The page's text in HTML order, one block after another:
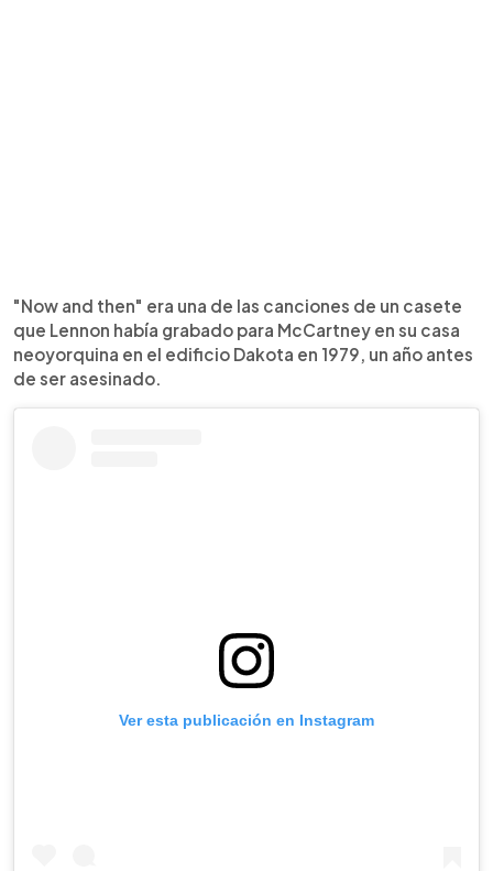
"Now and then" era una de las canciones de un casete
que Lennon había grabado para McCartney en su casa
neoyorquina en el edificio Dakota en 1979, un año antes
de ser asesinado.
Ver esta publicación en Instagram